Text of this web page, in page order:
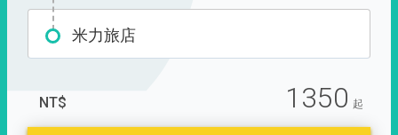
米力旅店
NT$ 1350 起